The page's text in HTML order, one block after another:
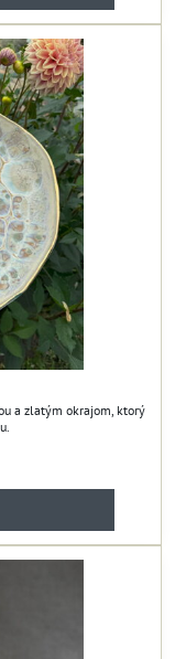
a zlatým okrajom, ktorý